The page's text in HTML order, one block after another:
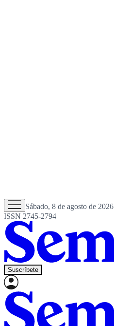
Sábado, 8 de agosto de 2026
ISSN 2745-2794
Suscríbete